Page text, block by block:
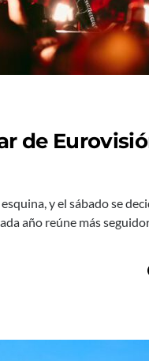
de
y el sábado se
año reúne más